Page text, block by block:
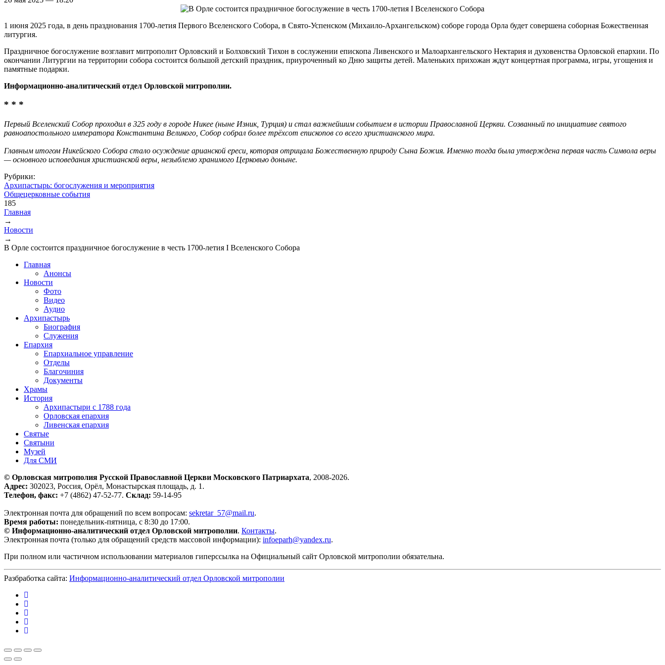
1 июня 2025 года, в день празднования 1700-летия Первого Вселенского Собора, в Свято-Успенском (Михаило-Архангельском) соборе города Орла будет совершена соборная Божественная
литургия.
Праздничное богослужение возглавит митрополит Орловский и Болховский Тихон в сослужении епископа Ливенского и Малоархангельского Нектария и духовенства Орловской епархии. По
окончании Литургии на территории собора состоится большой детский праздник, приуроченный ко Дню защиты детей. Маленьких прихожан ждут концертная программа, игры, угощения и
памятные подарки.
Информационно-аналитический отдел Орловской митрополии.
* * *
Первый Вселенский Собор проходил в 325 году в городе Никее (ныне Изник, Турция) и стал важнейшим событием в истории Православной Церкви. Созванный по инициативе святого
равноапостольного императора Константина Великого, Собор собрал более трёхсот епископов со всего христианского мира.
Главным итогом Никейского Собора стало осуждение арианской ереси, которая отрицала Божественную природу Сына Божия. Именно тогда была утверждена первая часть Символа веры
— основного исповедания христианской веры, незыблемо хранимого Церковью доныне.
Рубрики:
Архипастырь: богослужения и мероприятия
Общецерковные события
185
Вы здесь
Главная
→
Новости
→
В Орле состоится праздничное богослужение в честь 1700-летия I Вселенского Собора
Главная
Анонсы
Новости
Фото
Видео
Аудио
Архипастырь
Биография
Служения
Епархия
Епархиальное управление
Отделы
Благочиния
Документы
Храмы
История
Архипастыри с 1788 года
Орловская епархия
Ливенская епархия
Святые
Святыни
Музей
Для СМИ
© Орловская митрополия Русской Православной Церкви Московского Патриархата, 2008-2026.
Адрес: 302023, Россия, Орёл, Монастырская площадь, д. 1.
Телефон, факс: +7 (4862) 47-52-77. Склад: 59-14-95
Электронная почта для обращений по всем вопросам: sekretar_57@mail.ru.
Время работы: понедельник-пятница, с 8:30 до 17:00.
© Информационно-аналитический отдел Орловской митрополии. Контакты.
Электронная почта (только для обращений средств массовой информации): infoeparh@yandex.ru.
При полном или частичном использовании материалов гиперссылка на Официальный сайт Орловской митрополии обязательна.
Разбработка сайта: Информационно-аналитический отдел Орловской митрополии